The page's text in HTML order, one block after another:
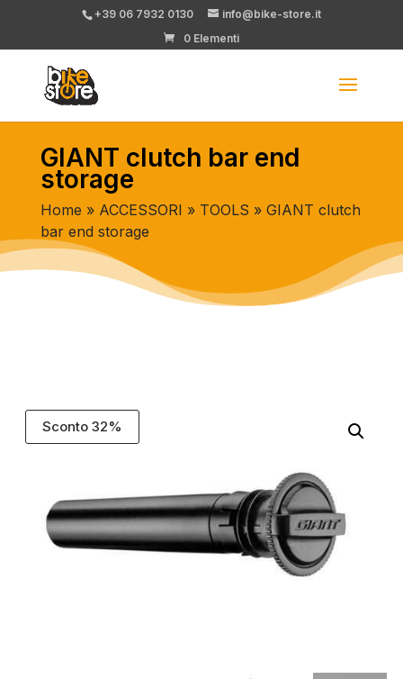
+39 06 7932 0130
info@bike-store.it
0 Elementi
GIANT clutch bar end
storage
Home » ACCESSORI » TOOLS » GIANT clutch
bar end storage
Sconto 32%